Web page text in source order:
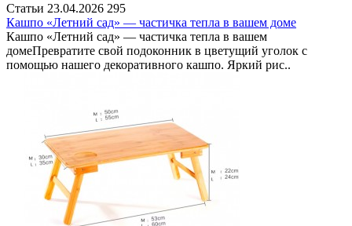
Статьи 23.04.2026 295
Кашпо «Летний сад» — частичка тепла в вашем доме
Кашпо «Летний сад» — частичка тепла в вашем
домеПревратите свой подоконник в цветущий уголок с
помощью нашего декоративного кашпо. Яркий рис..